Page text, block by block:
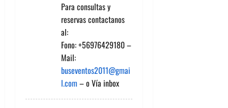
Para consultas y
reservas contactanos
al:
Fono: +56976429180 –
Mail:
buseventos2011@gmai
l.com – o Vía inbox